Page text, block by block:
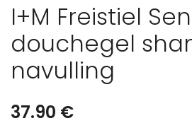
I+M Freistiel
douchegel
navulling
37.90 €